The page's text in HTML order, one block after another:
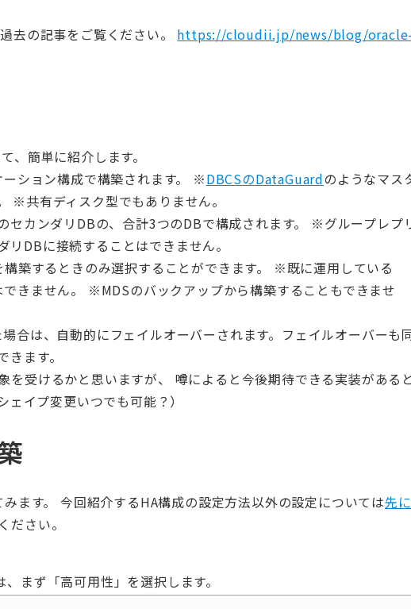
去の記事をご覧ください。 https://cloudii.jp/news/blog/oracle-
、簡単に紹介します。
ション構成で構築されます。 ※DBCSのDataGuardのようなマス
※共有ディスク型でもありません。
セカンダリDBの、合計3つのDBで構成されます。 ※グループレプ
DBに接続することはできません。
構築するときのみ選択することができます。 ※既に運用している
きません。 ※MDSのバックアップから構築することもできませ
合は、自動的にフェイルオーバーされます。フェイルオーバーも
ます。
を受けるかと思いますが、 噂によると今後期待できる実装があると
イプ変更いつでも可能？）
ます。 今回紹介するHA構成の設定方法以外の設定については先に
ださい。
まず「高可用性」を選択します。